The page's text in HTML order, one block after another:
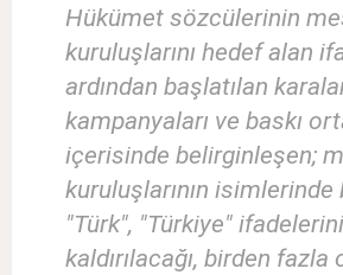
Hükümet sözcülerinin
kuruluşlarını hedef alan
ardından başlatılan
kampanyaları ve baskı
içerisinde belirginleşen;
kuruluşlarının isimlerinde
"Türk", "Türkiye"
kaldırılacağı, birden fazla